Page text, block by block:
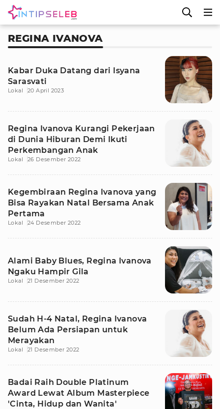
REGINA IVANOVA
Kabar Duka Datang dari Isyana
Sarasvati
Lokal 20 April 2023
Regina Ivanova Kurangi Pekerjaan
di Dunia Hiburan Demi Ikuti
Perkembangan Anak
Lokal 26 Desember 2022
Kegembiraan Regina Ivanova yang
Bisa Rayakan Natal Bersama Anak
Pertama
Lokal 24 Desember 2022
Alami Baby Blues, Regina Ivanova
Ngaku Hampir Gila
Lokal 21 Desember 2022
Sudah H-4 Natal, Regina Ivanova
Belum Ada Persiapan untuk
Merayakan
Lokal 21 Desember 2022
Badai Raih Double Platinum
Award Lewat Album Masterpiece
'Cinta, Hidup dan Wanita'